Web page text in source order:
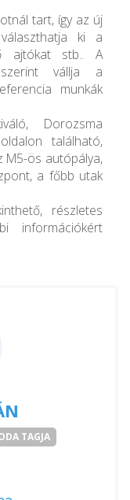
tart, így az új
ki a
ajtókat stb.. A
szerint vállja a
munkák
Dorozsma
található,
ös autópálya,
a főbb utak
részletes
információkért
TAGJA